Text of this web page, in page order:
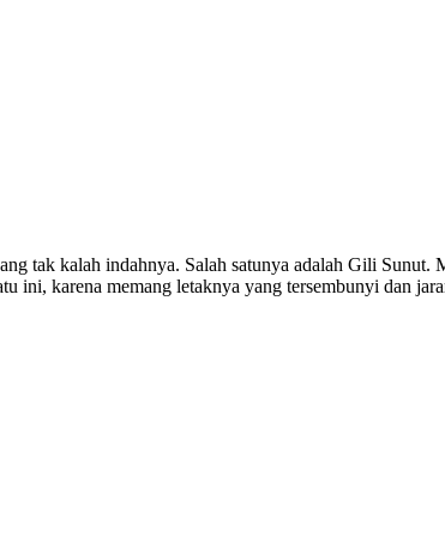
kalah indahnya. Salah satunya adalah Gili Sunut.
karena memang letaknya yang tersembunyi dan